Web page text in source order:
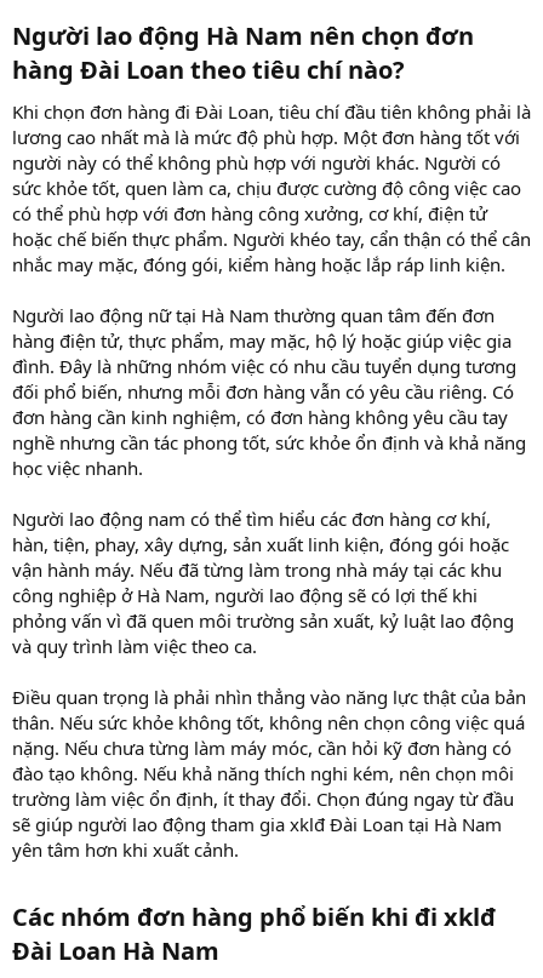
Người lao động Hà Nam nên chọn đơn
hàng Đài Loan theo tiêu chí nào?​
Khi chọn đơn hàng đi Đài Loan, tiêu chí đầu tiên không phải là
lương cao nhất mà là mức độ phù hợp. Một đơn hàng tốt với
người này có thể không phù hợp với người khác. Người có
sức khỏe tốt, quen làm ca, chịu được cường độ công việc cao
có thể phù hợp với đơn hàng công xưởng, cơ khí, điện tử
hoặc chế biến thực phẩm. Người khéo tay, cẩn thận có thể cân
nhắc may mặc, đóng gói, kiểm hàng hoặc lắp ráp linh kiện.
Người lao động nữ tại Hà Nam thường quan tâm đến đơn
hàng điện tử, thực phẩm, may mặc, hộ lý hoặc giúp việc gia
đình. Đây là những nhóm việc có nhu cầu tuyển dụng tương
đối phổ biến, nhưng mỗi đơn hàng vẫn có yêu cầu riêng. Có
đơn hàng cần kinh nghiệm, có đơn hàng không yêu cầu tay
nghề nhưng cần tác phong tốt, sức khỏe ổn định và khả năng
học việc nhanh.
Người lao động nam có thể tìm hiểu các đơn hàng cơ khí,
hàn, tiện, phay, xây dựng, sản xuất linh kiện, đóng gói hoặc
vận hành máy. Nếu đã từng làm trong nhà máy tại các khu
công nghiệp ở Hà Nam, người lao động sẽ có lợi thế khi
phỏng vấn vì đã quen môi trường sản xuất, kỷ luật lao động
và quy trình làm việc theo ca.
Điều quan trọng là phải nhìn thẳng vào năng lực thật của bản
thân. Nếu sức khỏe không tốt, không nên chọn công việc quá
nặng. Nếu chưa từng làm máy móc, cần hỏi kỹ đơn hàng có
đào tạo không. Nếu khả năng thích nghi kém, nên chọn môi
trường làm việc ổn định, ít thay đổi. Chọn đúng ngay từ đầu
sẽ giúp người lao động tham gia xklđ Đài Loan tại Hà Nam
yên tâm hơn khi xuất cảnh.
Các nhóm đơn hàng phổ biến khi đi xklđ
Đài Loan Hà Nam​